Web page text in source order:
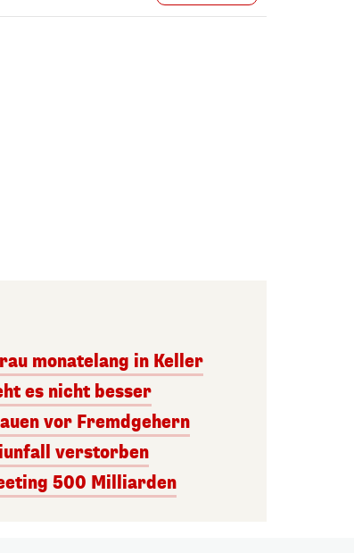
monatelang in Keller
es nicht besser
vor Fremdgehern
verstorben
500 Milliarden